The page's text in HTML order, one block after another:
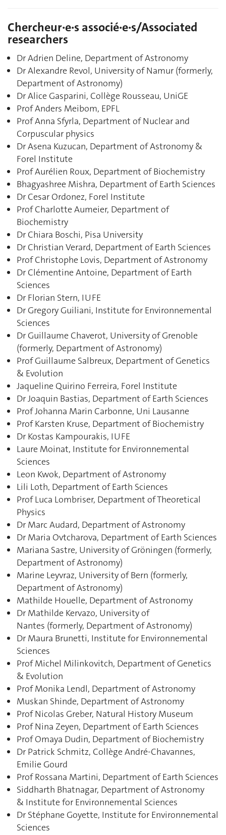
Chercheur·e·s associé·e·s/Associated
researchers
Dr Adrien Deline, Department of Astronomy
Dr Alexandre Revol, University of Namur (formerly,
Department of Astronomy)
Dr Alice Gasparini, Collège Rousseau, UniGE
Prof Anders Meibom, EPFL
Prof Anna Sfyrla, Department of Nuclear and
Corpuscular physics
Dr Asena Kuzucan, Department of Astronomy &
Forel Institute
Prof Aurélien Roux, Department of Biochemistry
Bhagyashree Mishra, Department of Earth Sciences
Dr Cesar Ordonez, Forel Institute
ProfCharlotte Aumeier, Department of
Biochemistry
Dr Chiara Boschi, Pisa University
Dr Christian Verard, Department of Earth Sciences
Prof Christophe Lovis, Department of Astronomy
Dr Clémentine Antoine, Department of Earth
Sciences
Dr Florian Stern, IUFE
Dr Gregory Guiliani, Institute for Environnemental
Sciences
Dr Guillaume Chaverot, University of Grenoble
(formerly, Department of Astronomy)
Prof Guillaume Salbreux, Department of Genetics
& Evolution
Jaqueline Quirino Ferreira, Forel Institute
Dr Joaquin Bastias, Department of Earth Sciences
Prof Johanna Marin Carbonne, Uni Lausanne
Prof Karsten Kruse, Department of Biochemistry
Dr Kostas Kampourakis, IUFE
Laure Moinat, Institute for Environnemental
Sciences
Leon Kwok, Department of Astronomy
Lili Loth, Department of Earth Sciences
Prof Luca Lombriser, Department of Theoretical
Physics
Dr Marc Audard, Department of Astronomy
Dr Maria Ovtcharova, Department of Earth Sciences
Mariana Sastre, University of Gröningen (formerly,
Department of Astronomy)
Marine Leyvraz, University of Bern (formerly,
Department of Astronomy)
Mathilde Houelle, Department of Astronomy
Dr Mathilde Kervazo, University of
Nantes (formerly, Department of Astronomy)
Dr Maura Brunetti, Institute for Environnemental
Sciences
Prof Michel Milinkovitch, Department of Genetics
& Evolution
Prof Monika Lendl, Department of Astronomy
Muskan Shinde, Department of Astronomy
Prof Nicolas Greber, Natural History Museum
Prof Nina Zeyen, Department of Earth Sciences
Prof Omaya Dudin, Department of Biochemistry
Dr Patrick Schmitz, Collège André-Chavannes,
Emilie Gourd
Prof Rossana Martini, Department of Earth Sciences
Siddharth Bhatnagar, Department of Astronomy
& Institute for Environnemental Sciences
Dr Stéphane Goyette, Institute for Environnemental
Sciences